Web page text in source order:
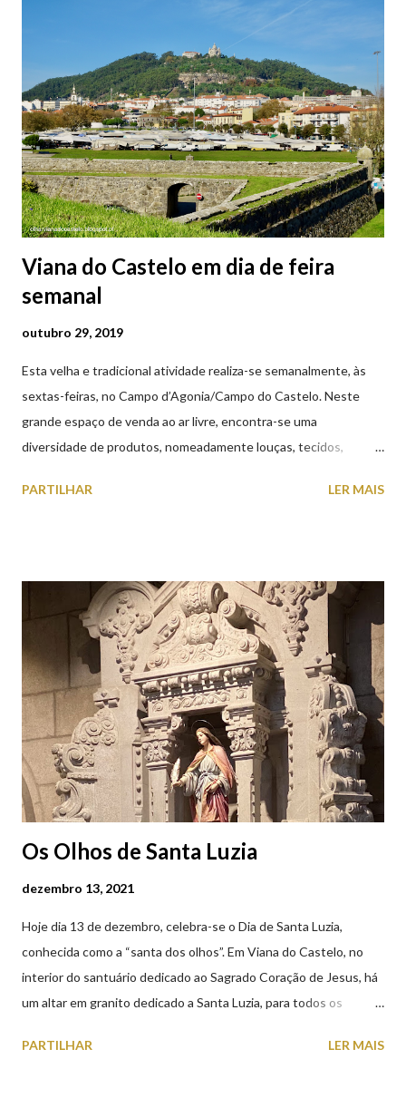
subterrâneos. O Parque da Estação Viana Shopping é grátis de
2ª a 5ª feira a partir das 20:00 (DIAS ÚTEIS)
Viana do Castelo em dia de feira
semanal
outubro 29, 2019
Esta velha e tradicional atividade realiza-se semanalmente, às
sextas-feiras, no Campo d’Agonia/Campo do Castelo. Neste
grande espaço de venda ao ar livre, encontra-se uma
diversidade de produtos, nomeadamente louças, tecidos,
cobres entre muitos outros. Horário de funcionamento | Verão
(2019.10.25) Feira Semanal em Viana do Castelo (2019.10.25)
Feira Semanal em Viana do Castelo (2019.10.25) Feira Semanal
em Viana do Castelo (2019.10.25) Feira Semanal em Viana do
Castelo (2019.10.25) Feira Semanal em Viana do Castelo
(2019.10.25)
PARTILHAR LER MAIS
Os Olhos de Santa Luzia
dezembro 13, 2021
Hoje dia 13 de dezembro, celebra-se o Dia de Santa Luzia,
conhecida como a “santa dos olhos”. Em Viana do Castelo, no
interior do santuário dedicado ao Sagrado Coração de Jesus, há
um altar em granito dedicado a Santa Luzia, para todos os
uma capela dedicada a Santa Luzia construída no cimo do monte
PARTILHAR LER MAIS